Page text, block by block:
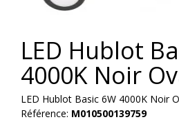
LED Hublot
4000K Noir
LED Hublot Basic 6W 4000K Noir
Référence: M010500139759